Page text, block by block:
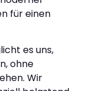
für einen
es uns,
ohne
Wir